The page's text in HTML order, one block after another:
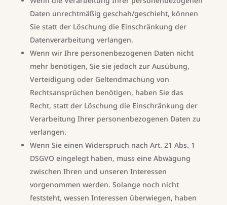
Daten unrechtmäßig geschah/geschieht, können
Sie statt der Löschung die Einschränkung der
Datenverarbeitung verlangen.
Wenn wir Ihre personenbezogenen Daten nicht
mehr benötigen, Sie sie jedoch zur Ausübung,
Verteidigung oder Geltendmachung von
Rechtsansprüchen benötigen, haben Sie das
Recht, statt der Löschung die Einschränkung der
Verarbeitung Ihrer personenbezogenen Daten zu
verlangen.
Wenn Sie einen Widerspruch nach Art. 21 Abs. 1
DSGVO eingelegt haben, muss eine Abwägung
zwischen Ihren und unseren Interessen
vorgenommen werden. Solange noch nicht
feststeht, wessen Interessen überwiegen, haben